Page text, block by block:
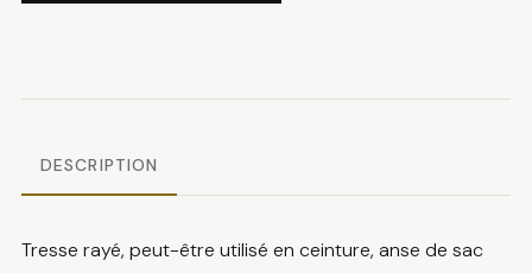
DESCRIPTION
Tresse rayé, peut-être utilisé en ceinture, anse de sac